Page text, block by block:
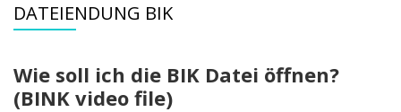
DATEIENDUNG BIK
Wie soll ich die BIK Datei öffnen?
(BINK video file)